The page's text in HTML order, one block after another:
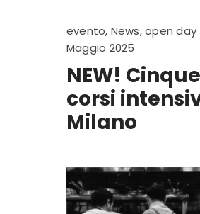
evento, News,open day
Maggio 2025
NEW! Cinque
corsi
Milano